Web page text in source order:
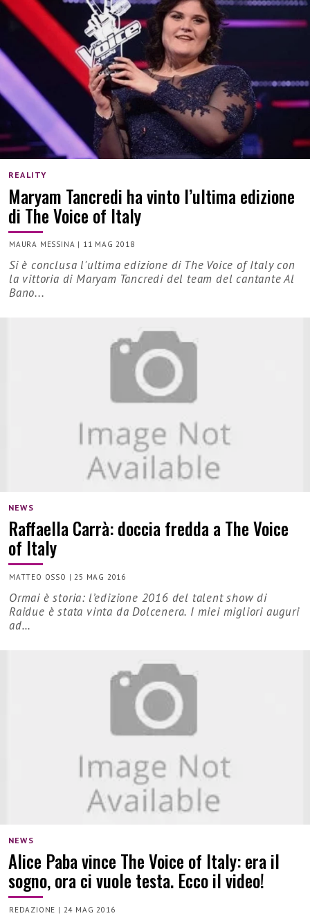
REALITY
Maryam Tancredi ha vinto l’ultima edizione
di The Voice of Italy
MAURA MESSINA | 11 MAG 2018
Si è conclusa l'ultima edizione di The Voice of Italy con
la vittoria di Maryam Tancredi del team del cantante Al
Bano...
NEWS
Raffaella Carrà: doccia fredda a The Voice
of Italy
MATTEO OSSO |25 MAG 2016
Ormai è storia: l’edizione 2016 del talent show di
Raidue è stata vinta da Dolcenera. I miei migliori auguri
ad…
NEWS
Alice Paba vince The Voice of Italy: era il
sogno, ora ci vuole testa. Ecco il video!
REDAZIONE | 24 MAG 2016